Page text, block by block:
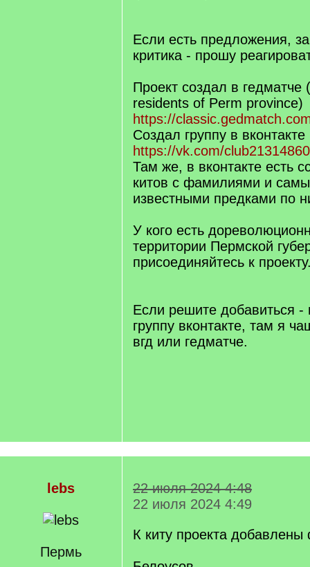
Если есть предложения,
критика - прошу
Проект создал в гедматче
residents of Perm province)
https://
Создал группу в вконтакте
https://vk.com/
Там же, в вконтакте есть
китов с фамилиями и
известными предками по
У кого есть
территории Пермской
присоединяйтесь к
Если решите добавиться
группу вконтакте, там я
вгд или гедматче.
lebs
Пермь
22 июля 2024 4:48
22 июля 2024 4:49
К киту проекта